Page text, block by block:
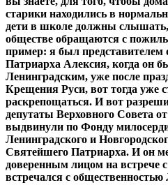
старики находились в
дети в школе должны
обществе обращаются с
пример: я был
Патриарха Алексия, когда он
Ленинградским, уже после
Крещения Руси, вот тогда уже
раскрепощаться. И вот
депутаты Верховного Совета
выдвинули по Фонду
Ленинградского и
Святейшего Патриарха. И он
доверенным лицом на встрече
встречался с общественностью